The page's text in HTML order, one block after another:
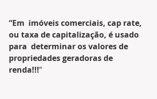
“Em  imóveis comerciais, cap rate,
ou taxa de capitalização, é usado
para  determinar os valores de
propriedades geradoras de
renda!!!”